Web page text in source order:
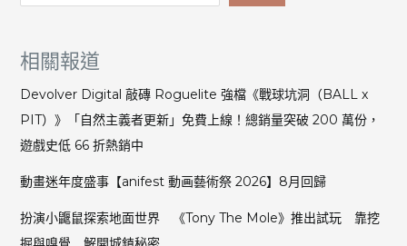
相關報道
Devolver Digital 敲磚 Roguelite 強檔《戰球坑洞（BALL x
PIT）》「自然主義者更新」免費上線！總銷量突破 200 萬份，
遊戲史低 66 折熱銷中
動畫迷年度盛事【anifest 動画藝術祭 2026】8月回歸
扮演小鼴鼠探索地面世界 《Tony The Mole》推出試玩 靠挖